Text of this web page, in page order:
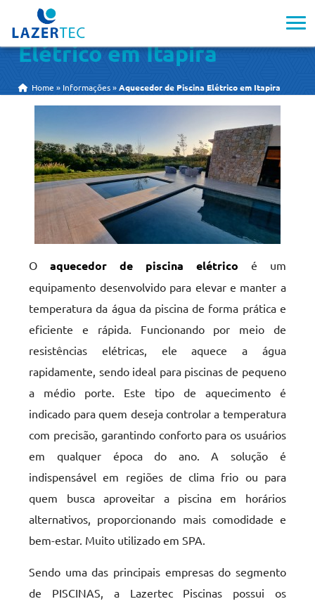
Aquecedor de Piscina
Elétrico em Itapira
Home » Informações »Aquecedor de Piscina Elétrico em Itapira
Oaquecedor de piscina elétrico é um
equipamento desenvolvido para elevar e manter a
temperatura da água da piscina de forma prática e
eficiente e rápida. Funcionando por meio de
resistências elétricas, ele aquece a água
rapidamente, sendo ideal para piscinas de pequeno
a médio porte. Este tipo de aquecimento é
indicado para quem deseja controlar a temperatura
com precisão, garantindo conforto para os usuários
em qualquer época do ano. A solução é
indispensável em regiões de clima frio ou para
quem busca aproveitar a piscina em horários
alternativos, proporcionando mais comodidade e
bem-estar. Muito utilizado em SPA.
Sendo uma das principais empresas do segmento
de PISCINAS, a Lazertec Piscinas possui os